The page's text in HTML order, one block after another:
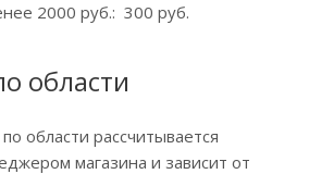
2000 руб.: 300 руб.
области
области рассчитывается
магазина и зависит от